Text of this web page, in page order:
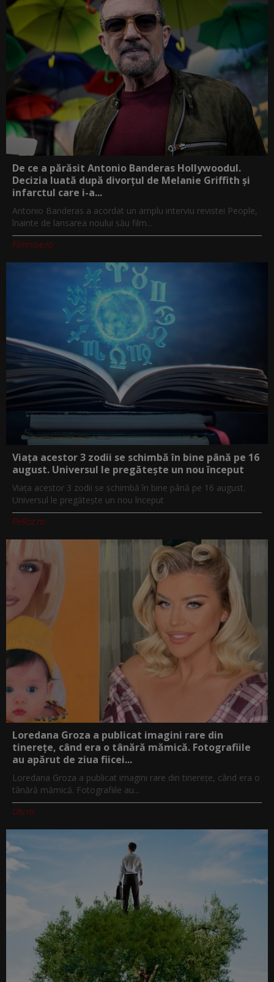
De ce a părăsit Antonio Banderas Hollywoodul.
Decizia luată după divorțul de Melanie Griffith și
infarctul care i-a...
Antonio Banderas a acordat un amplu interviu revistei People,
înainte de lansarea noului său film...
Filmnow.ro
Viața acestor 3 zodii se schimbă în bine până pe 16
august. Universul le pregătește un nou început
Viața acestor 3 zodii se schimbă în bine până pe 16 august.
Universul le pregătește un nou început
PeRoz.ro
Loredana Groza a publicat imagini rare din
tinerețe, când era o tânără mămică. Fotografiile
au apărut de ziua fiicei...
Loredana Groza a publicat imagini rare din tinerețe, când era o
tânără mămică. Fotografiile au...
Utv.ro